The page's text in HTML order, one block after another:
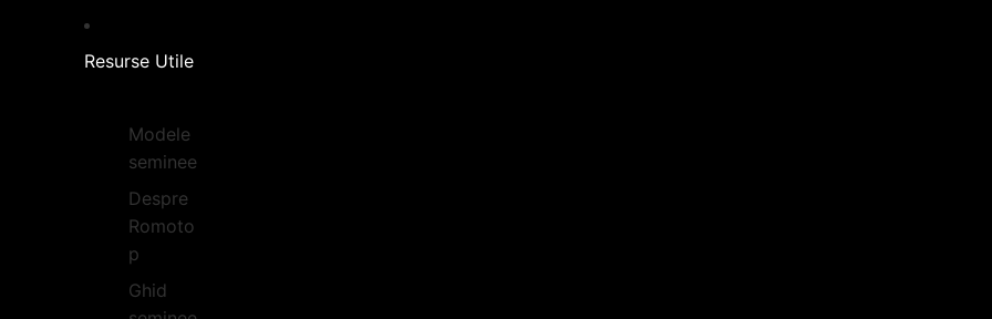
Resurse Utile
Modele
seminee
Despre
Romoto
p
Ghid